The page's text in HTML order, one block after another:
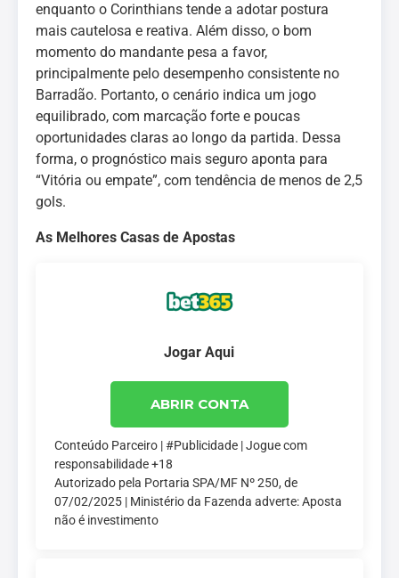
enquanto o Corinthians tende a adotar postura
mais cautelosa e reativa. Além disso, o bom
momento do mandante pesa a favor,
principalmente pelo desempenho consistente no
Barradão. Portanto, o cenário indica um jogo
equilibrado, com marcação forte e poucas
oportunidades claras ao longo da partida. Dessa
forma, o prognóstico mais seguro aponta para
“Vitória ou empate”, com tendência de menos de 2,5
gols.
As Melhores Casas de Apostas
Jogar Aqui
ABRIR CONTA
Conteúdo Parceiro | #Publicidade | Jogue com
responsabilidade +18
Autorizado pela Portaria SPA/MF Nº 250, de
07/02/2025 | Ministério da Fazenda adverte: Aposta
não é investimento